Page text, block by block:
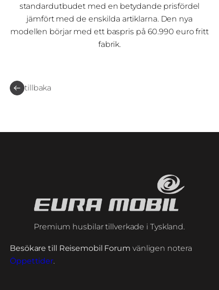
standardutbudet med en betydande prisfördel
jämfört med de enskilda artiklarna. Den nya
modellen börjar med ett baspris på 60.990 euro fritt
fabrik.
tillbaka
Premium husbilar tillverkade i Tyskland.
Besökare till Reisemobil Forum vänligen notera
Öppettider.